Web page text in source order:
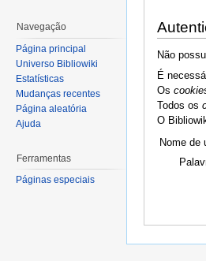
Não
É
Os
Todos os
O
Nome de
Navegação
Página principal
Universo Bibliowiki
Estatísticas
Mudanças recentes
Página aleatória
Ajuda
Ferramentas
Páginas especiais